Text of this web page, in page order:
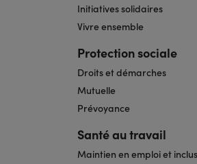
Initiatives solidaires
Vivre ensemble
Protection sociale
Droits et démarches
Mutuelle
Prévoyance
Santé au travail
Maintien en emploi et